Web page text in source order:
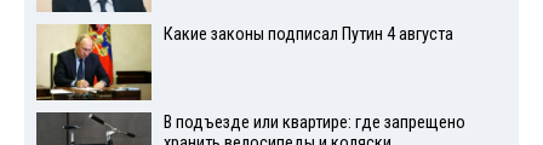
Какие законы подписал Путин 4 августа
В подъезде или квартире: где запрещено